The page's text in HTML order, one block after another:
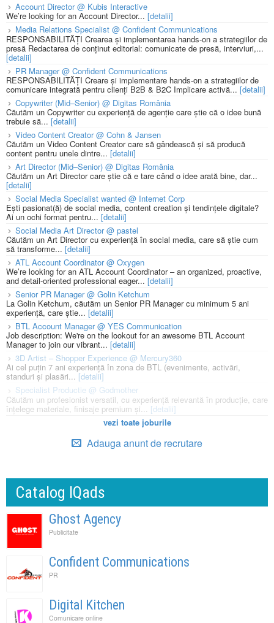
Account Director @ Kubis Interactive
We’re looking for an Account Director... [detalii]
Media Relations Specialist @ Confident Communications
RESPONSABILITĂȚI Crearea și implementarea hands-on a strategiilor de
presă Redactarea de conținut editorial: comunicate de presă, interviuri,...
[detalii]
PR Manager @ Confident Communications
RESPONSABILITĂȚI Creare și implementare hands-on a strategiilor de
comunicare integrată pentru clienți B2B & B2C Implicare activă... [detalii]
Copywriter (Mid–Senior) @ Digitas România
Căutăm un Copywriter cu experiență de agenție care știe că o idee bună
trebuie să... [detalii]
Video Content Creator @ Cohn & Jansen
Căutăm un Video Content Creator care să gândească și să producă
content pentru unele dintre... [detalii]
Art Director (Mid–Senior) @ Digitas România
Căutăm un Art Director care știe că e tare când o idee arată bine, dar...
[detalii]
Social Media Specialist wanted @ Internet Corp
Ești pasionat(ă) de social media, content creation și tendințele digitale?
Ai un ochi format pentru... [detalii]
Social Media Art Director @ pastel
Căutăm un Art Director cu experiență în social media, care să știe cum
să transforme... [detalii]
ATL Account Coordinator @ Oxygen
We’re looking for an ATL Account Coordinator – an organized, proactive,
and detail-oriented professional eager... [detalii]
Senior PR Manager @ Golin Ketchum
La Golin Ketchum, căutăm un Senior PR Manager cu minimum 5 ani
experiență, care știe... [detalii]
BTL Account Manager @ YES Communication
Job description: We're on the lookout for an awesome BTL Account
Manager to join our vibrant... [detalii]
3D Artist – Shopper Experience @ Mercury360
Ai cel puțin 7 ani experiență în zona de BTL (evenimente, activări,
standuri și plasări... [detalii]
Specialist Productie @ Godmother
Căutăm un profesionist versatil, cu experiență relevantă în producție, care
înțelege materiale, finisaje premium și... [detalii]
vezi toate joburile
Adauga anunt de recrutare
Catalog IQads
Ghost Agency
Publicitate
Confident Communications
PR
Digital Kitchen
Comunicare online